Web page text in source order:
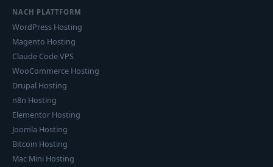
NACH PLATTFORM
WordPress Hosting
Magento Hosting
Claude Code VPS
WooCommerce Hosting
Drupal Hosting
n8n Hosting
Elementor Hosting
Joomla Hosting
Bitcoin Hosting
Mac Mini Hosting